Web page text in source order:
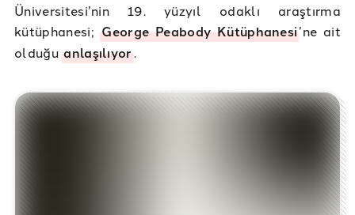
Üniversitesi’nin 19. yüzyıl odaklı araştırma
kütüphanesi;George Peabody Kütüphanesi’ne ait
olduğuanlaşılıyor.